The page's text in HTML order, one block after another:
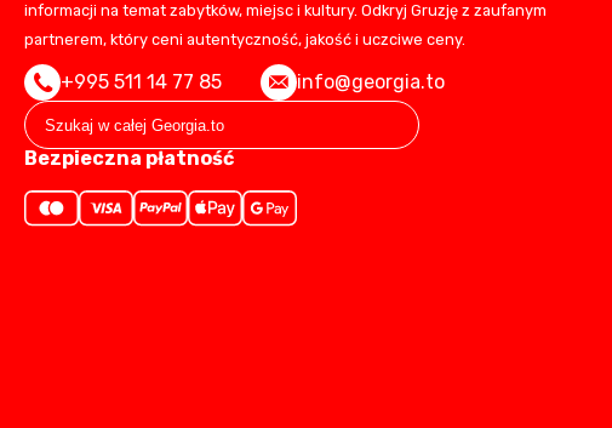
informacji na temat zabytków, miejsc i kultury. Odkryj Gruzję z zaufanym
partnerem, który ceni autentyczność, jakość i uczciwe ceny.
+995 511 14 77 85 info@georgia.to
Bezpieczna płatność